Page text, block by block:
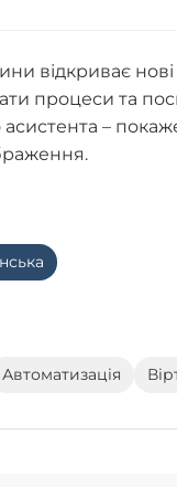
відкриває
процеси та
–
Автоматизація